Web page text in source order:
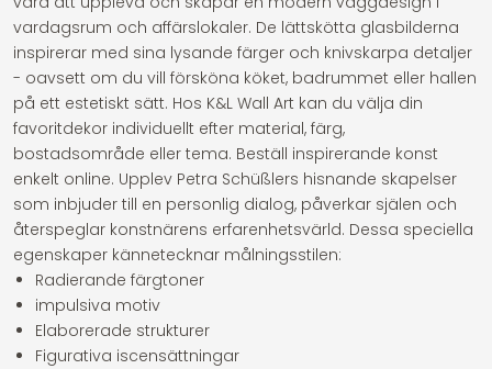
vardagsrum och affärslokaler. De lättskötta glasbilderna
inspirerar med sina lysande färger och knivskarpa detaljer
- oavsett om du vill försköna köket, badrummet eller hallen
på ett estetiskt sätt. Hos K&L Wall Art kan du välja din
favoritdekor individuellt efter material, färg,
bostadsområde eller tema. Beställ inspirerande konst
enkelt online. Upplev Petra Schüßlers hisnande skapelser
som inbjuder till en personlig dialog, påverkar själen och
återspeglar konstnärens erfarenhetsvärld. Dessa speciella
egenskaper kännetecknar målningsstilen:
Radierande färgtoner
impulsiva motiv
Elaborerade strukturer
Figurativa iscensättningar